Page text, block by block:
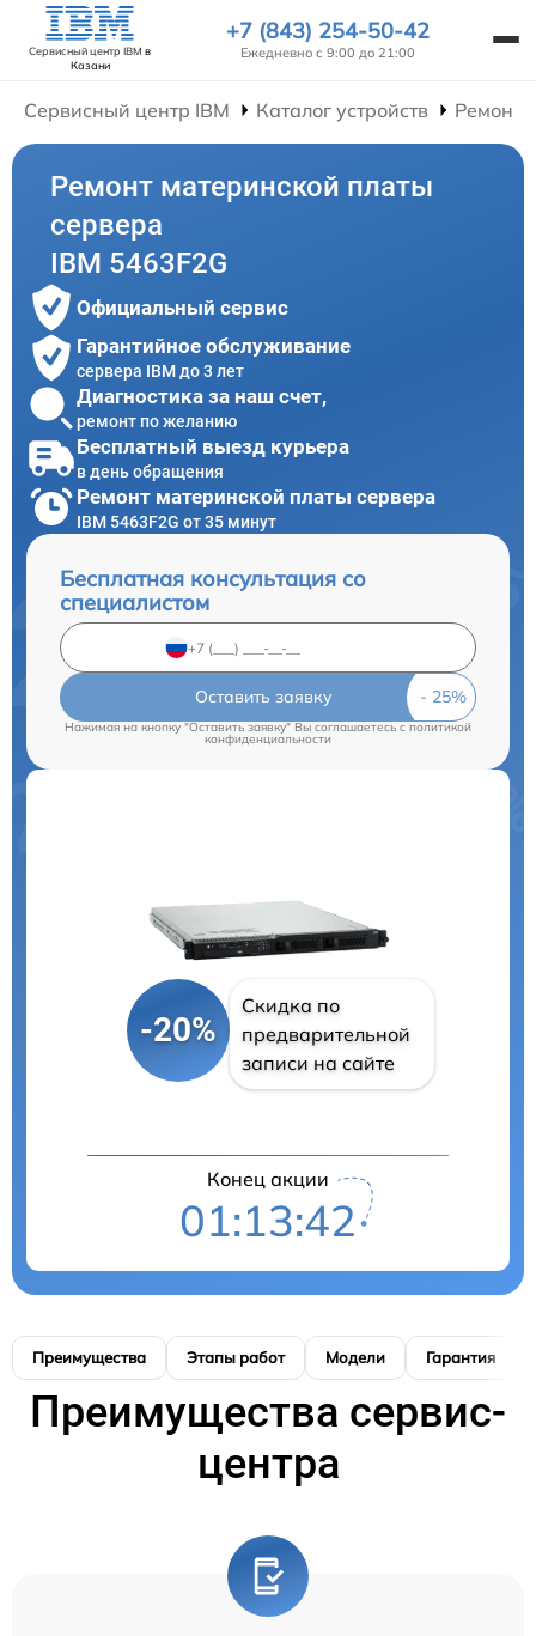
Сервисный центр IBM в
Казани
+7 (843) 254-50-42
Ежедневно с 9:00 до 21:00
Сервисный центр IBM Каталог устройств Ремонт
Ремонт материнской платы
сервера
IBM 5463F2G
Официальный сервис
Гарантийное обслуживание
сервера IBM до 3 лет
Диагностика за наш счет,
ремонт по желанию
Бесплатный выезд курьера
в день обращения
Ремонт материнской платы сервера
IBM 5463F2G от 35 минут
Бесплатная консультация со
специалистом
Оставить заявку
Нажимая на кнопку "Оставить заявку" Вы соглашаетесь c политикой
конфиденциальности
-20%
Скидка по
предварительной
записи на сайте
Конец акции
01:13:42
Преимущества Этапы работ Модели Гарантия
Преимущества сервис-
центра